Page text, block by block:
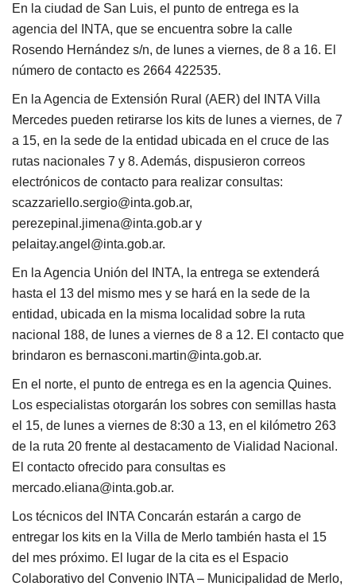
En la ciudad de San Luis, el punto de entrega es la
agencia del INTA, que se encuentra sobre la calle
Rosendo Hernández s/n, de lunes a viernes, de 8 a 16. El
número de contacto es 2664 422535.
En la Agencia de Extensión Rural (AER) del INTA Villa
Mercedes pueden retirarse los kits de lunes a viernes, de 7
a 15, en la sede de la entidad ubicada en el cruce de las
rutas nacionales 7 y 8. Además, dispusieron correos
electrónicos de contacto para realizar consultas:
scazzariello.sergio@inta.gob.ar,
perezepinal.jimena@inta.gob.ar y
pelaitay.angel@inta.gob.ar.
En la Agencia Unión del INTA, la entrega se extenderá
hasta el 13 del mismo mes y se hará en la sede de la
entidad, ubicada en la misma localidad sobre la ruta
nacional 188, de lunes a viernes de 8 a 12. El contacto que
brindaron es bernasconi.martin@inta.gob.ar.
En el norte, el punto de entrega es en la agencia Quines.
Los especialistas otorgarán los sobres con semillas hasta
el 15, de lunes a viernes de 8:30 a 13, en el kilómetro 263
de la ruta 20 frente al destacamento de Vialidad Nacional.
El contacto ofrecido para consultas es
mercado.eliana@inta.gob.ar.
Los técnicos del INTA Concarán estarán a cargo de
entregar los kits en la Villa de Merlo también hasta el 15
del mes próximo. El lugar de la cita es el Espacio
Colaborativo del Convenio INTA – Municipalidad de Merlo,